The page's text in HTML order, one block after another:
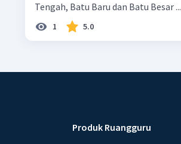
Tengah, Batu Baru dan Batu Besar ...
1 5.0
Produk Ruangguru